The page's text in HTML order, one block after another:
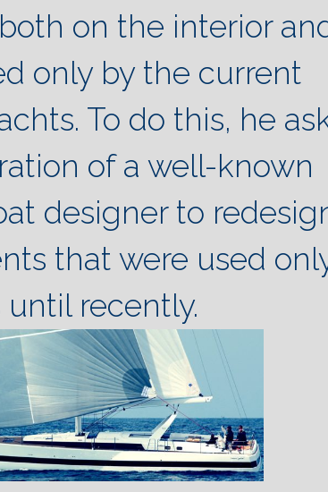
on the interior
only by the current
To do this, he
of a well-known
designer to
that were used
recently.